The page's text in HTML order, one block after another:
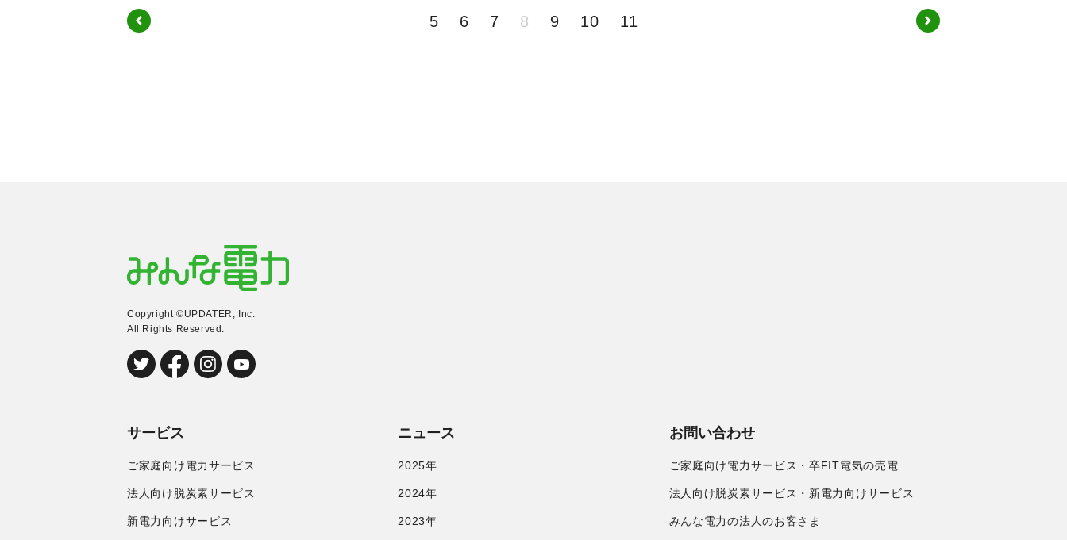
5 6 7 8 9 10 11
Copyright ©UPDATER, Inc.
All Rights Reserved.
サービス
ご家庭向け電力サービス
法人向け脱炭素サービス
新電力向けサービス
ニュース
2025年
2024年
2023年
お問い合わせ
ご家庭向け電力サービス・卒FIT電気の売電
法人向け脱炭素サービス・新電力向けサービス
みんな電力の法人のお客さま